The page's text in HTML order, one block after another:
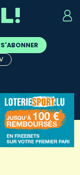
sont
S'ABONNER